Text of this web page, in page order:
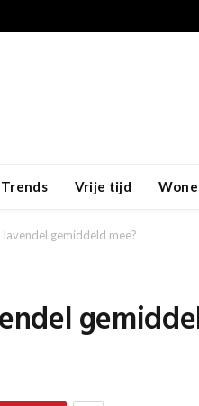
Trends Vrije tijd
lavendel gemiddeld mee?